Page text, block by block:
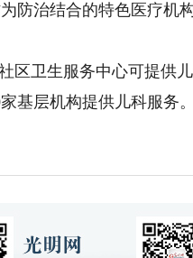
防治结合的特色医疗机
卫生服务中心可提供儿
基层机构提供儿科服务